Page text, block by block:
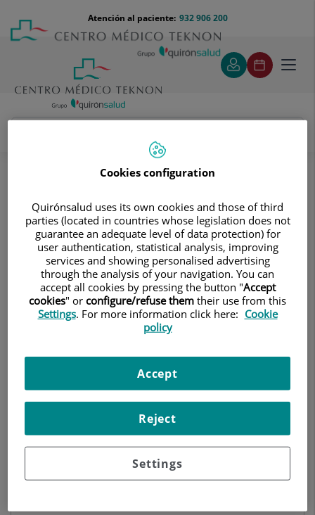
contenido
Menú
teléfono
cabecera
932 906 200
Atención al paciente:
Elvira Cristina Herreria Martínez
Elvira CristinaHerreria Martínez
FACULTATIVO ESPECIALISTA PSIQUIATRÍA
PSIQUIATRÍA
Pedir cita
Centro Médico Teknon
C/ Vilana, 12
Cookies configuration
Quirónsalud uses its own cookies and those of third
parties (located in countries whose legislation does not
guarantee an adequate level of data protection) for
user authentication, statistical analysis, improving
services and showing personalised advertising
through the analysis of your navigation. You can
accept all cookies by pressing the button "Accept
cookies" or configure/refuse them their use from this
Settings. For more information click here: Cookie
policy
Settings
Reject
Accept